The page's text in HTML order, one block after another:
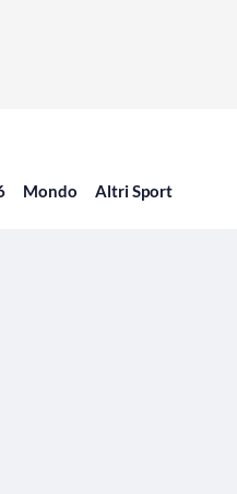
Mondo Altri Sport